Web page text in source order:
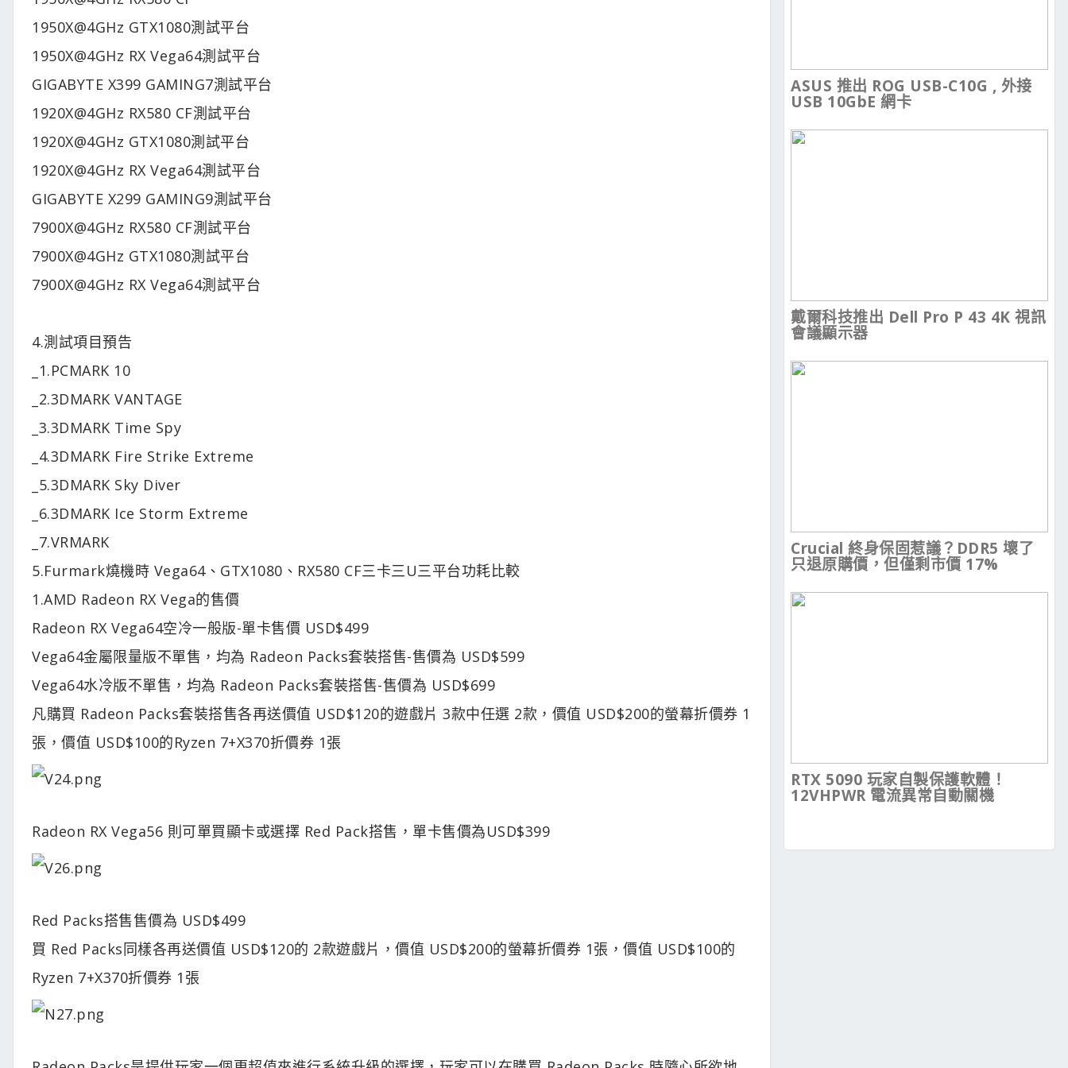
1950X@4GHz GTX1080測試平台
1950X@4GHz RX Vega64測試平台
GIGABYTE X399 GAMING7測試平台
1920X@4GHz RX580 CF測試平台
1920X@4GHz GTX1080測試平台
1920X@4GHz RX Vega64測試平台
GIGABYTE X299 GAMING9測試平台
7900X@4GHz RX580 CF測試平台
7900X@4GHz GTX1080測試平台
7900X@4GHz RX Vega64測試平台
4.測試項目預告
_1.PCMARK 10
_2.3DMARK VANTAGE
_3.3DMARK Time Spy
_4.3DMARK Fire Strike Extreme
_5.3DMARK Sky Diver
_6.3DMARK Ice Storm Extreme
_7.VRMARK
5.Furmark燒機時 Vega64、GTX1080、RX580 CF三卡三U三平台功耗比較
1.AMD Radeon RX Vega的售價
Radeon RX Vega64空冷一般版-單卡售價 USD$499
Vega64金屬限量版不單售，均為 Radeon Packs套裝搭售-售價為 USD$599
Vega64水冷版不單售，均為 Radeon Packs套裝搭售-售價為 USD$699
凡購買 Radeon Packs套裝搭售各再送價值 USD$120的遊戲片 3款中任選 2款，價值 USD$200的螢幕折價券 1
張，價值 USD$100的Ryzen 7+X370折價券 1張
Radeon RX Vega56 則可單買顯卡或選擇 Red Pack搭售，單卡售價為USD$399
Red Packs搭售售價為 USD$499
買 Red Packs同樣各再送價值 USD$120的 2款遊戲片，價值 USD$200的螢幕折價券 1張，價值 USD$100的
Ryzen 7+X370折價券 1張
ASUS 推出 ROG USB-C10G , 外接
USB 10GbE 網卡
戴爾科技推出 Dell Pro P 43 4K 視訊
會議顯示器
Crucial 終身保固惹議？DDR5 壞了
只退原購價，但僅剩市價 17%
RTX 5090 玩家自製保護軟體！
12VHPWR 電流異常自動關機